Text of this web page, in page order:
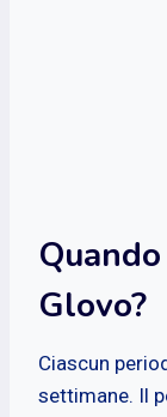
Glovo?
Ciascun
settimane. Il